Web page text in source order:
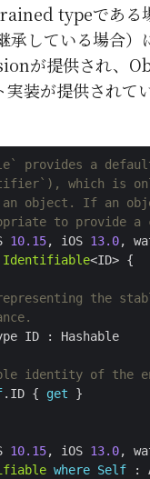
typeである
承している場合）
が提供され、
装が提供されて
provides a
which is
object. If an
to provide a
10.15, iOS 13.0,
Identifiable
the
identity of the
.ID { get
10.15, iOS 13.0,
where Self